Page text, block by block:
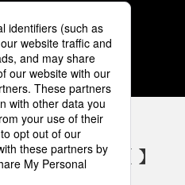
4 5
備 SNSアカウント